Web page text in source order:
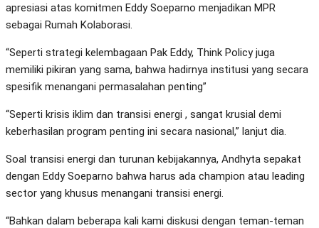
apresiasi atas komitmen Eddy Soeparno menjadikan MPR
sebagai Rumah Kolaborasi.
“Seperti strategi kelembagaan Pak Eddy, Think Policy juga
memiliki pikiran yang sama, bahwa hadirnya institusi yang secara
spesifik menangani permasalahan penting”
“Seperti krisis iklim dan transisi energi , sangat krusial demi
keberhasilan program penting ini secara nasional,” lanjut dia.
Soal transisi energi dan turunan kebijakannya, Andhyta sepakat
dengan Eddy Soeparno bahwa harus ada champion atau leading
sector yang khusus menangani transisi energi.
“Bahkan dalam beberapa kali kami diskusi dengan teman-teman